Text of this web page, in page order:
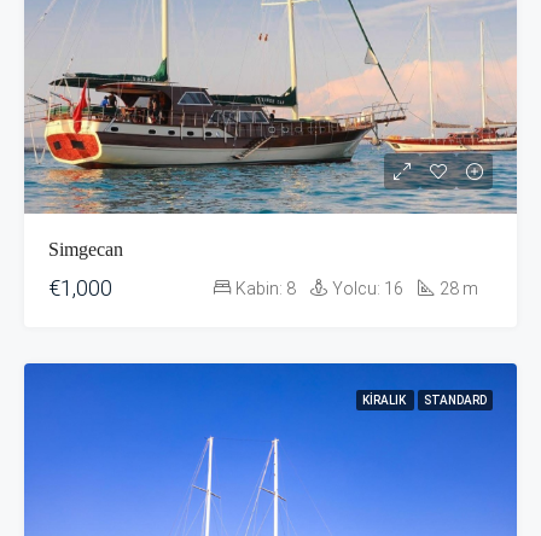
Simgecan
€1,000 Kabin: 8 Yolcu: 16 28 m
KIRALIK STANDARD